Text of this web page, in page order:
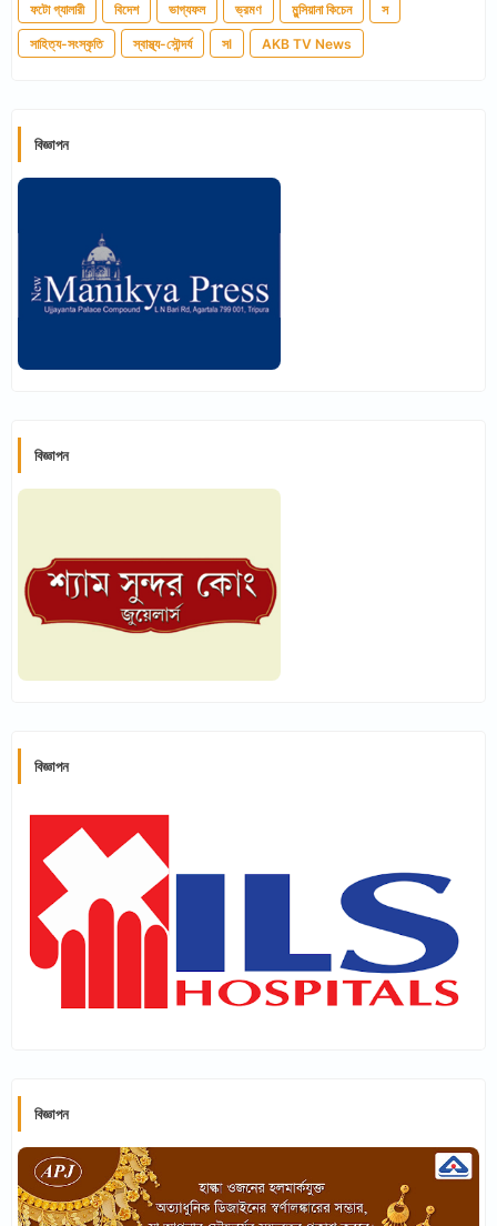
ফটো গ্যালারী বিদেশ ভাগ্যফল ভ্রমণ মুন্সিয়ানা কিচেন স
সাহিত্য-সংস্কৃতি স্বাস্থ্য-সৌন্দর্য সl AKB TV News
বিজ্ঞাপন
বিজ্ঞাপন
বিজ্ঞাপন
বিজ্ঞাপন